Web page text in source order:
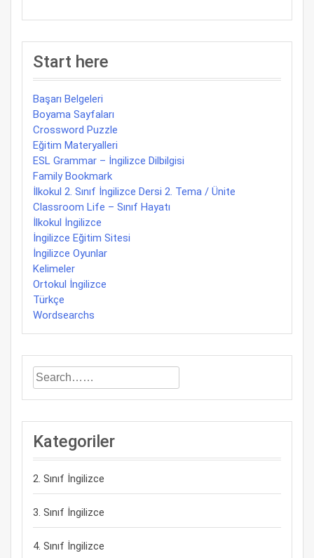
Start here
Başarı Belgeleri
Boyama Sayfaları
Crossword Puzzle
Eğitim Materyalleri
ESL Grammar – İngilizce Dilbilgisi
Family Bookmark
İlkokul 2. Sınıf İngilizce Dersi 2. Tema / Ünite
Classroom Life – Sınıf Hayatı
İlkokul İngilizce
İngilizce Eğitim Sitesi
İngilizce Oyunlar
Kelimeler
Ortokul İngilizce
Türkçe
Wordsearchs
Kategoriler
2. Sınıf İngilizce
3. Sınıf İngilizce
4. Sınıf İngilizce